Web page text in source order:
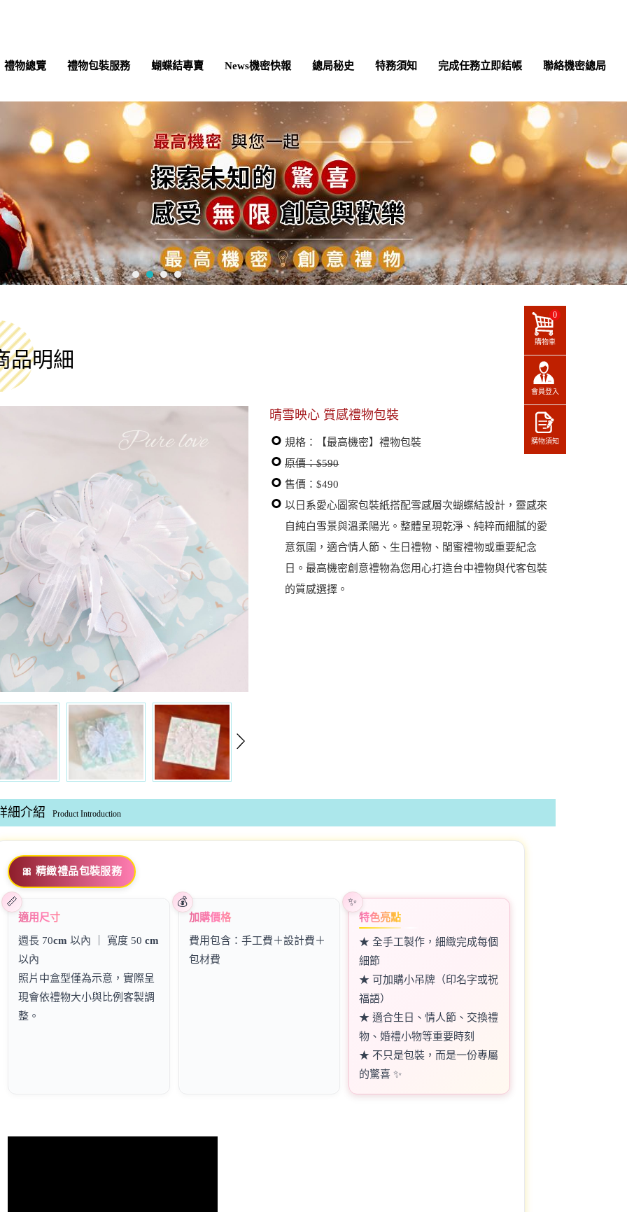
禮物總覽 禮物包裝服務 蝴蝶結專賣 News機密快報 總局秘史 特務須知 完成任務立即結帳 聯絡機密總局
品明細
晴雪映心 質感禮物包裝
規格：【最高機密】禮物包裝
原價：$590
售價：$490
以日系愛心圖案包裝紙搭配雪感層次蝴蝶結設計，靈感來
自純白雪景與溫柔陽光。整體呈現乾淨、純粹而細膩的愛
意氛圍，適合情人節、生日禮物、閨蜜禮物或重要紀念
日。最高機密創意禮物為您用心打造台中禮物與代客包裝
的質感選擇。
細介紹 Product Introduction
🎀 精緻禮品包裝服務
適用尺寸
週長 70cm 以內 ｜ 寬度 50 cm
以內
照片中盒型僅為示意，實際呈
現會依禮物大小與比例客製調
整。
加購價格
費用包含：手工費＋設計費＋
包材費
特色亮點
★ 全手工製作，細緻完成每個
細節
★ 可加購小吊牌（印名字或祝
福語）
★ 適合生日、情人節、交換禮
物、婚禮小物等重要時刻
★ 不只是包裝，而是一份專屬
的驚喜 ✨
購物車
0
會員登入
購物須知